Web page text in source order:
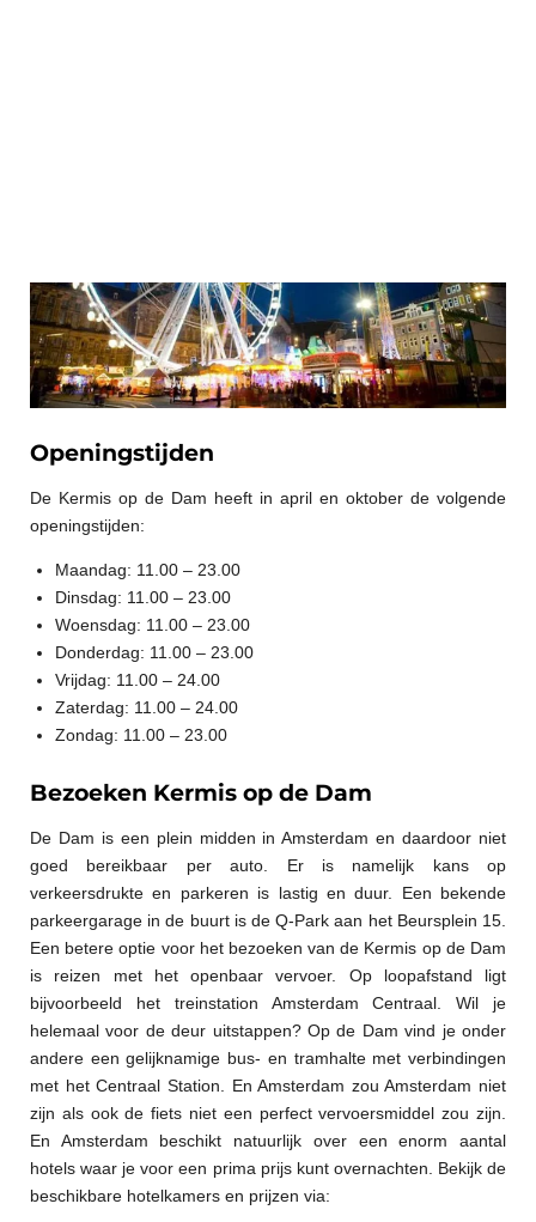
Openingstijden
De Kermis op de Dam heeft in april en oktober de volgende
openingstijden:
Maandag: 11.00 – 23.00
Dinsdag: 11.00 – 23.00
Woensdag: 11.00 – 23.00
Donderdag: 11.00 – 23.00
Vrijdag: 11.00 – 24.00
Zaterdag: 11.00 – 24.00
Zondag: 11.00 – 23.00
Bezoeken Kermis op de Dam
De Dam is een plein midden in Amsterdam en daardoor niet
goed bereikbaar per auto. Er is namelijk kans op
verkeersdrukte en parkeren is lastig en duur. Een bekende
parkeergarage in de buurt is de Q-Park aan het Beursplein 15.
Een betere optie voor het bezoeken van de Kermis op de Dam
is reizen met het openbaar vervoer. Op loopafstand ligt
bijvoorbeeld het treinstation Amsterdam Centraal. Wil je
helemaal voor de deur uitstappen? Op de Dam vind je onder
andere een gelijknamige bus- en tramhalte met verbindingen
met het Centraal Station. En Amsterdam zou Amsterdam niet
zijn als ook de fiets niet een perfect vervoersmiddel zou zijn.
En Amsterdam beschikt natuurlijk over een enorm aantal
hotels waar je voor een prima prijs kunt overnachten. Bekijk de
beschikbare hotelkamers en prijzen via: